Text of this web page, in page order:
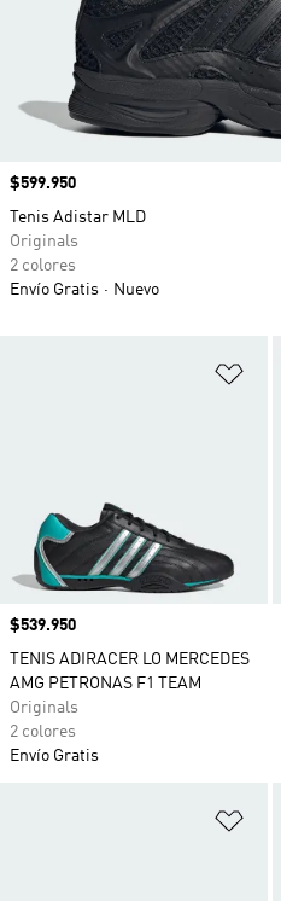
Precio
$539.950
TENIS ADIRACER LO MERCEDES
AMG PETRONAS F1 TEAM
Originals
2 colores
Envío Gratis
Precio
$599.950
Tenis Adistar MLD
Originals
2 colores
Envío Gratis
Nuevo